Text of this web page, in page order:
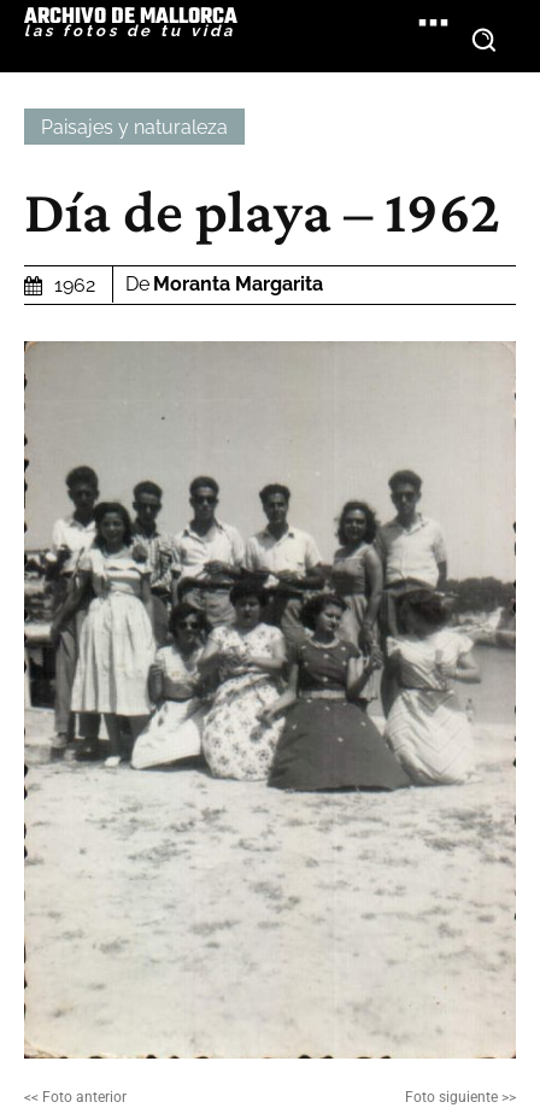
ARCHIVO DE MALLORCA
las fotos de tu vida
Paisajes y naturaleza
Día de playa – 1962
1962 De Moranta Margarita
<< Foto anterior Foto siguiente >>